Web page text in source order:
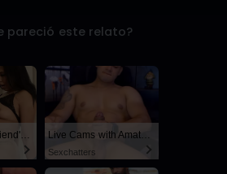
pareció este relato?
Fucking my girlfriend's hot mommy by mistake Live Cams with Amateur Men
Sexchatters